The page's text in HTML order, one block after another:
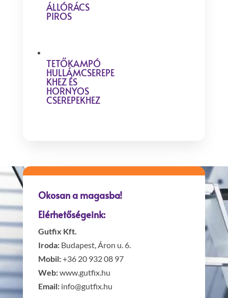
ÁLLÓRÁCS
PIROS
TETŐKAMPÓ
HULLÁMCSEREPE
KHEZ ÉS
HORNYOS
CSEREPEKHEZ
Okosan a magasba!
Elérhetőségeink:
Gutfix Kft.
Iroda:Budapest, Áron u. 6.
Mobil:+36 20 932 08 97
Web:www.gutfix.hu
Email: info@gutfix.hu